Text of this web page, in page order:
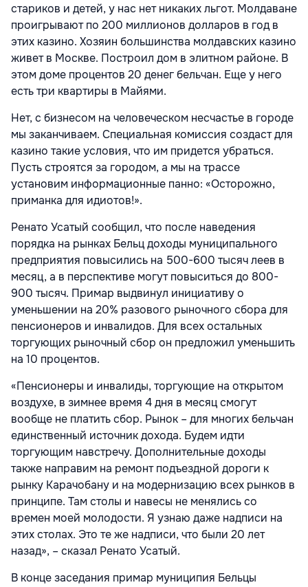
стариков и детей, у нас нет никаких льгот. Молдаване
проигрывают по 200 миллионов долларов в год в
этих казино. Хозяин большинства молдавских казино
живет в Москве. Построил дом в элитном районе. В
этом доме процентов 20 денег бельчан. Еще у него
есть три квартиры в Майями.
Нет, с бизнесом на человеческом несчастье в городе
мы заканчиваем. Специальная комиссия создаст для
казино такие условия, что им придется убраться.
Пусть строятся за городом, а мы на трассе
установим информационные панно: «Осторожно,
приманка для идиотов!».
Ренато Усатый сообщил, что после наведения
порядка на рынках Бельц доходы муниципального
предприятия повысились на 500-600 тысяч леев в
месяц, а в перспективе могут повыситься до 800-
900 тысяч. Примар выдвинул инициативу о
уменьшении на 20% разового рыночного сбора для
пенсионеров и инвалидов. Для всех остальных
торгующих рыночный сбор он предложил уменьшить
на 10 процентов.
«Пенсионеры и инвалиды, торгующие на открытом
воздухе, в зимнее время 4 дня в месяц смогут
вообще не платить сбор. Рынок – для многих бельчан
единственный источник дохода. Будем идти
торгующим навстречу. Дополнительные доходы
также направим на ремонт подъездной дороги к
рынку Карачобану и на модернизацию всех рынков в
принципе. Там столы и навесы не менялись со
времен моей молодости. Я узнаю даже надписи на
этих столах. Это те же надписи, что были 20 лет
назад», – сказал Ренато Усатый.
В конце заседания примар муниципия Бельцы